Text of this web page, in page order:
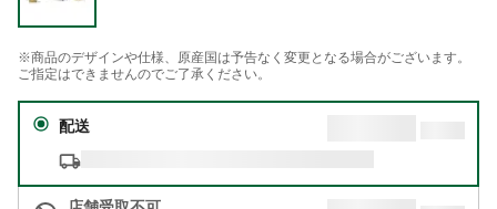
※商品のデザインや仕様、原産国は予告なく変更となる場合がございます。
ご指定はできませんのでご了承ください。
配送